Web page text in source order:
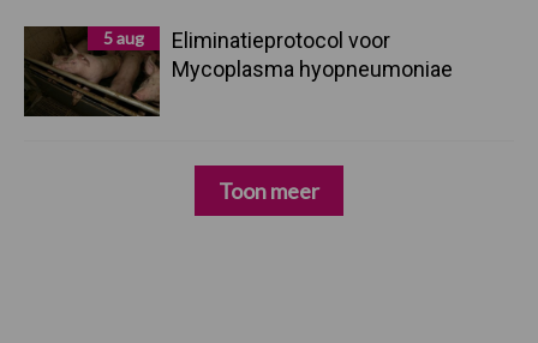
5 aug
Eliminatieprotocol voor
Mycoplasma hyopneumoniae
Toon meer